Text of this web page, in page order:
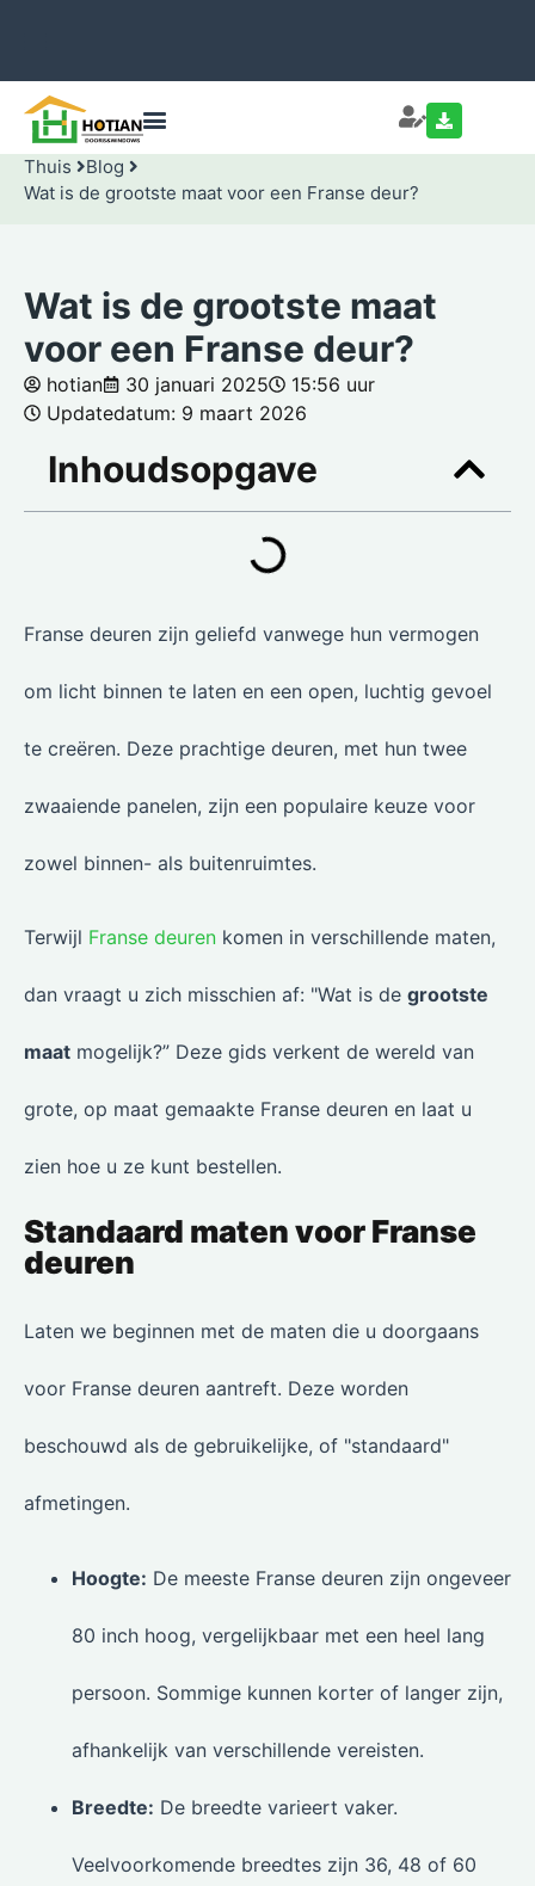
Thuis
Blog
Wat is de grootste maat voor een Franse deur?
Wat is de grootste maat
voor een Franse deur?
hotian 30 januari 2025
15:56 uur
Updatedatum: 9 maart 2026
Inhoudsopgave
Franse deuren zijn geliefd vanwege hun vermogen
om licht binnen te laten en een open, luchtig gevoel
te creëren. Deze prachtige deuren, met hun twee
zwaaiende panelen, zijn een populaire keuze voor
zowel binnen- als buitenruimtes.
Terwijl Franse deuren komen in verschillende maten,
dan vraagt u zich misschien af: "Wat is de grootste
maat mogelijk?” Deze gids verkent de wereld van
grote, op maat gemaakte Franse deuren en laat u
zien hoe u ze kunt bestellen.
Standaard maten voor Franse
deuren
Laten we beginnen met de maten die u doorgaans
voor Franse deuren aantreft. Deze worden
beschouwd als de gebruikelijke, of "standaard"
afmetingen.
Hoogte: De meeste Franse deuren zijn ongeveer
80 inch hoog, vergelijkbaar met een heel lang
persoon. Sommige kunnen korter of langer zijn,
afhankelijk van verschillende vereisten.
Breedte: De breedte varieert vaker.
Veelvoorkomende breedtes zijn 36, 48 of 60